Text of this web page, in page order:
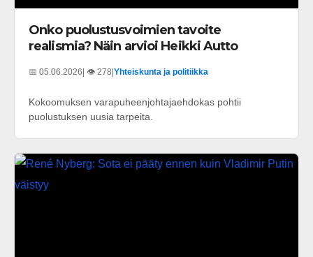
Onko puolustusvoimien tavoite
realismia? Näin arvioi Heikki Autto
📅 05.06.2026| 👁️ 278|Yhteiskunta ja politiikka
Kokoomuksen varapuheenjohtajaehdokas pohtii
puolustuksen uusia tarpeita.